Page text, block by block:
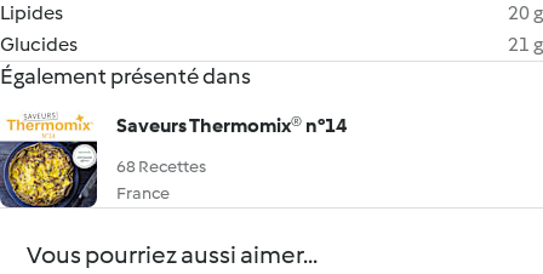
Lipides
20 g
Glucides
21 g
Également présenté dans
Saveurs Thermomix® n°14
68 Recettes
France
Vous pourriez aussi aimer...